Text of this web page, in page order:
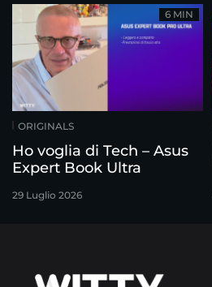
ORIGINALS
Ho voglia di Tech – Asus
Expert Book Ultra
29 Luglio 2026
6 MIN